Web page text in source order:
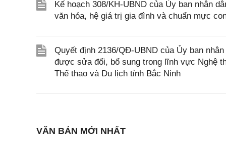
Kế hoạch 308/KH-UBND của Ủy ban nhân
văn hóa, hệ giá trị gia đình và chuẩn mực
Quyết định 2136/QĐ-UBND của Ủy ban
được sửa đổi, bổ sung trong lĩnh vực Nghệ
Thể thao và Du lịch tỉnh Bắc Ninh
VĂN BẢN MỚI NHẤT